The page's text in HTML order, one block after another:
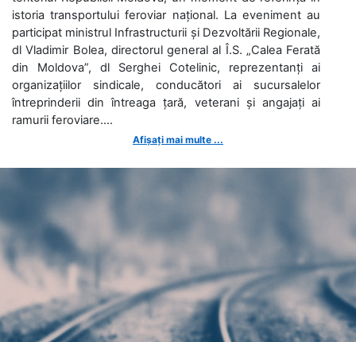
istoria transportului feroviar național. La eveniment au
participat ministrul Infrastructurii și Dezvoltării Regionale,
dl Vladimir Bolea, directorul general al Î.S. „Calea Ferată
din Moldova”, dl Serghei Cotelinic, reprezentanți ai
organizațiilor sindicale, conducători ai sucursalelor
întreprinderii din întreaga țară, veterani și angajați ai
ramurii feroviare....
Afișați mai multe ...